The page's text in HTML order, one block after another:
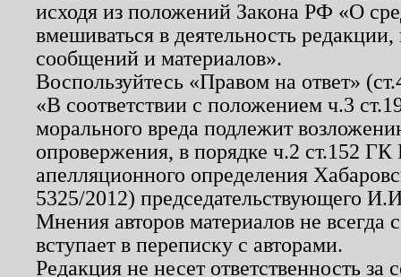
исходя из положений Закона РФ «О
вмешиваться в деятельность
сообщений и материалов».
Воспользуйтесь «Правом на ответ»
«В соответствии с положением ч.3
морального вреда подлежит
опровержения, в порядке ч.2 ст.152
апелляционного определения
5325/2012) председательствующего
Мнения авторов материалов не
вступает в переписку с авторами.
Редакция не несет ответственность